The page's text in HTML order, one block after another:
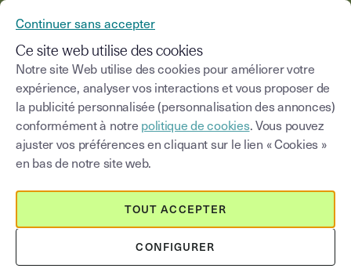
Blog
Choisir une catégorie Saisissez un terme
Comment signer un PDF grâce à la
signature électronique ?
Continuer sans accepter
Ce site web utilise des cookies
Notre site Web utilise des cookies pour améliorer votre
expérience, analyser vos interactions et vous proposer de
la publicité personnalisée (personnalisation des annonces)
conformément à notre politique de cookies. Vous pouvez
ajuster vos préférences en cliquant sur le lien « Cookies »
en bas de notre site web.
CONFIGURER
TOUT ACCEPTER